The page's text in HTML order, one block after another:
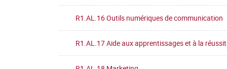
R1.AL.16 Outils numériques de communication
R1.AL.17 Aide aux apprentissages et à la